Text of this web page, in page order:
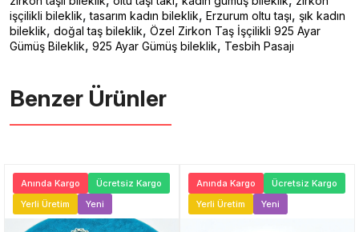
işçilikli bileklik,tasarım kadın bileklik, Erzurum oltu taşı, şık kadın
bileklik, doğal taş bileklik, Özel Zirkon Taş İşçilikli 925 Ayar
Gümüş Bileklik, 925 Ayar Gümüş bileklik, Tesbih Pasajı
Benzer Ürünler ️
Anında Kargo
Ücretsiz Kargo
Yerli Üretim
Yeni
Anında Kargo
Ücretsiz Kargo
Yerli Üretim
Yeni